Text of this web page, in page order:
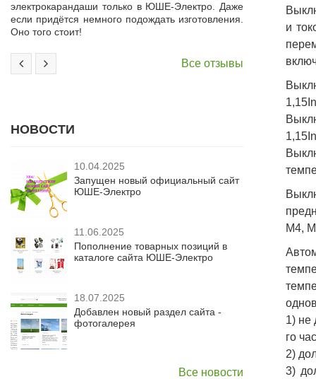
электрокарандаши только в ЮШЕ-Электро. Даже
если придётся немного подождать изготовления.
Оно того стоит!
Все отзывы
НОВОСТИ
10.04.2025
Запущен новый официальный сайт
ЮШЕ-Электро
11.06.2025
Пополнение товарных позиций в
каталоге сайта ЮШЕ-Электро
18.07.2025
Добавлен новый раздел сайта -
фотогалерея
Все новости
и
М4,
1) не
го
2)
3)